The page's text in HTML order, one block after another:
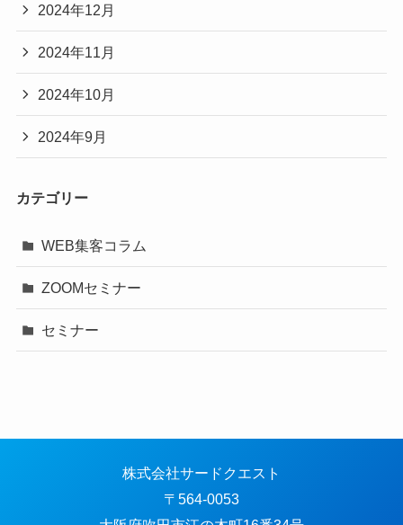
2024年12月
2024年11月
2024年10月
2024年9月
カテゴリー
WEB集客コラム
ZOOMセミナー
セミナー
株式会社サードクエスト
〒564-0053